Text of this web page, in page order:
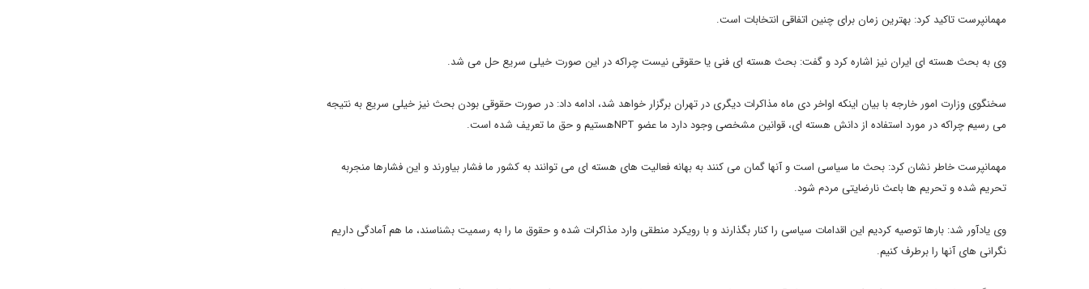
مهمانپرست تاکید کرد: بهترین زمان برای چنین اتفاقی انتخابات است.
وی به بحث هسته ای ایران نیز اشاره کرد و گفت: بحث هسته ای فنی یا حقوقی نیست چراکه در این صورت خیلی سریع حل می شد.
سخنگوی وزارت امور خارجه با بیان اینکه اواخر دی ماه مذاکرات دیگری در تهران برگزار خواهد شد، ادامه داد: در صورت حقوقی بودن بحث نیز خیلی سریع به نتیجه
می رسیم چراکه در مورد استفاده از دانش هسته ای، قوانین مشخصی وجود دارد ما عضو NPTهستیم و حق ما تعریف شده است.
مهمانپرست خاطر نشان کرد: بحث ما سیاسی است و آنها گمان می کنند به بهانه فعالیت های هسته ای می توانند به کشور ما فشار بیاورند و این فشارها منجربه
تحریم شده و تحریم ها باعث نارضایتی مردم شود.
وی یادآور شد: بارها توصیه کردیم این اقدامات سیاسی را کنار بگذارند و با رویکرد منطقی وارد مذاکرات شده و حقوق ما را به رسمیت بشناسند، ما هم آمادگی داریم
نگرانی های آنها را برطرف کنیم.